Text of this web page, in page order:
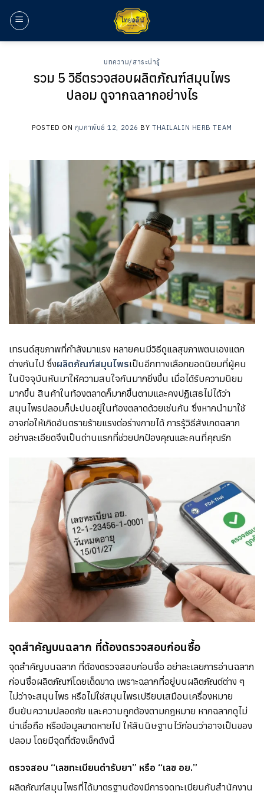
บทความ/สาระน่ารู้
รวม 5 วิธีตรวจสอบผลิตภัณฑ์สมุนไพร
ปลอม ดูจากฉลากอย่างไร
POSTED ON กุมภาพันธ์ 12, 2026 BYTHAILALIN HERB TEAM
เทรนด์สุขภาพที่กำลังมาแรง หลายคนมีวิธีดูแลสุขภาพตนเองแตก
ต่างกันไป ซึ่งผลิตภัณฑ์สมุนไพรเป็นอีกทางเลือกยอดนิยมที่ผู้คน
ในปัจจุบันหันมาให้ความสนใจกันมากยิ่งขึ้น เมื่อได้รับความนิยม
มากขึ้น สินค้าในท้องตลาดก็มากขึ้นตามและคงปฏิเสธไม่ได้ว่า
สมุนไพรปลอมก็ปะปนอยู่ในท้องตลาดด้วยเช่นกัน ซึ่งหากนำมาใช้
อาจก่อให้เกิดอันตรายร้ายแรงต่อร่างกายได้ การรู้วิธีสังเกตฉลาก
อย่างละเอียดจึงเป็นด่านแรกที่ช่วยปกป้องคุณและคนที่คุณรัก
จุดสำคัญบนฉลาก ที่ต้องตรวจสอบก่อนซื้อ
จุดสำคัญบนฉลาก ที่ต้องตรวจสอบก่อนซื้อ อย่าละเลยการอ่านฉลาก
ก่อนซื้อผลิตภัณฑ์โดยเด็ดขาด เพราะฉลากที่อยู่บนผลิตภัณต์ต่าง ๆ
ไม่ว่าจะสมุนไพร หรือไม่ใช่สมุนไพรเปรียบเสมือนเครื่องหมาย
ยืนยันความปลอดภัย และความถูกต้องตามกฎหมาย หากฉลากดูไม่
น่าเชื่อถือ หรือข้อมูลขาดหายไป ให้สันนิษฐานไว้ก่อนว่าอาจเป็นของ
ปลอม โดยมีจุดที่ต้องเช็กดังนี้
ตรวจสอบ “เลขทะเบียนตำรับยา” หรือ “เลข อย.”
ผลิตภัณฑ์สมุนไพรที่ได้มาตรฐานต้องมีการจดทะเบียนกับสำนักงาน